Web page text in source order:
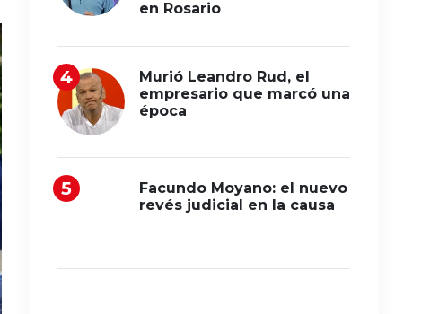
en Rosario
Murió Leandro Rud, el
empresario que marcó una
época
Facundo Moyano: el nuevo
revés judicial en la causa